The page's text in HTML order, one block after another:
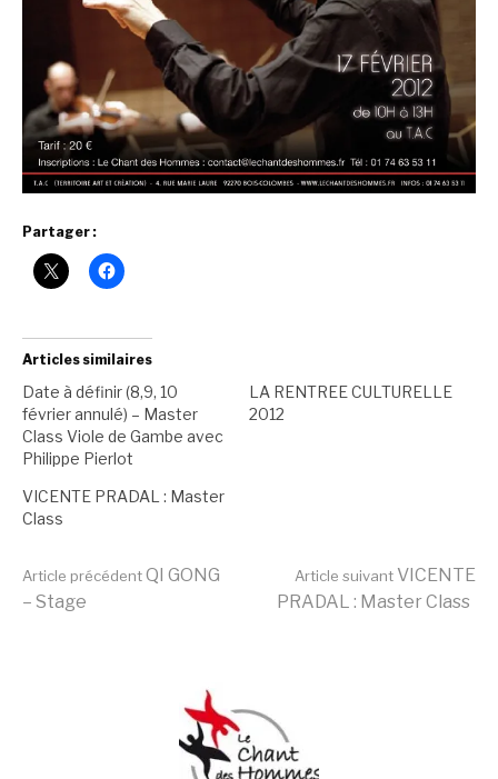
Partager :
Articles similaires
Date à définir (8,9, 10
février annulé) – Master
Class Viole de Gambe avec
Philippe Pierlot
LA RENTREE CULTURELLE
2012
VICENTE PRADAL : Master
Class
Lire
Article précédentQI GONG
– Stage
Article suivant VICENTE
PRADAL : Master Class